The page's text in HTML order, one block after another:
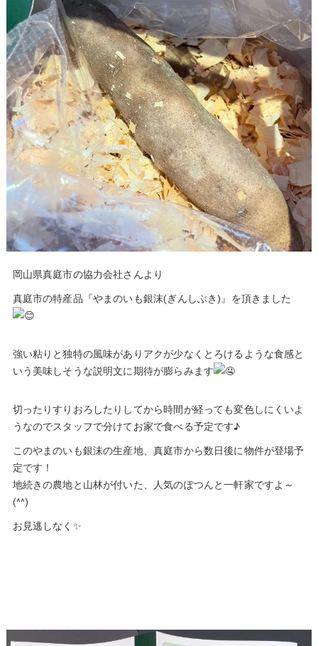
岡山県真庭市の協力会社さんより
真庭市の特産品『やまのいも銀沫(ぎんしぶき)』を頂きました
強い粘りと独特の風味がありアクが少なくとろけるような食感と
いう美味しそうな説明文に期待が膨らみます
切ったりすりおろしたりしてから時間が経っても変色しにくいよ
うなのでスタッフで分けてお家で食べる予定です♪
このやまのいも銀沫の生産地、真庭市から数日後に物件が登場予
定です！
地続きの農地と山林が付いた、人気のぽつんと一軒家ですよ～
(^^)
お見逃しなく✨